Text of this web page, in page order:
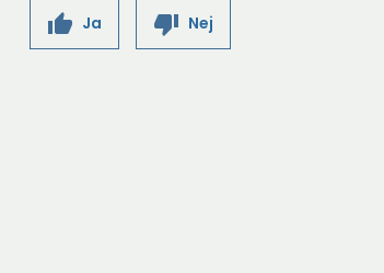
thumb_up Ja thumb_down Nej